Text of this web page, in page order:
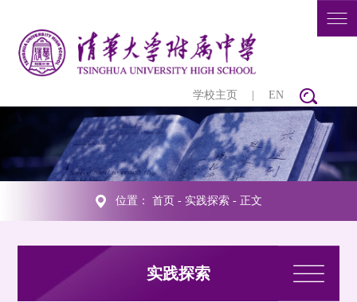
学校主页 EN
位置： 首页- 实践探索- 正文
实践探索